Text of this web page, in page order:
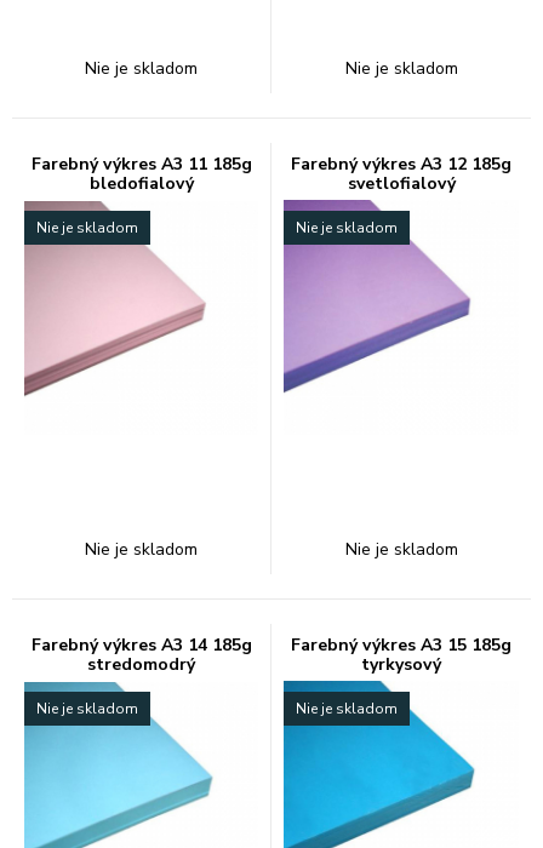
Nie je skladom Nie je skladom
Farebný výkres A3 11 185g
bledofialový
Nie je skladom
Nie je skladom
Farebný výkres A3 12 185g
svetlofialový
Nie je skladom
Nie je skladom
Farebný výkres A3 14 185g
stredomodrý
Nie je skladom
Farebný výkres A3 15 185g
tyrkysový
Nie je skladom